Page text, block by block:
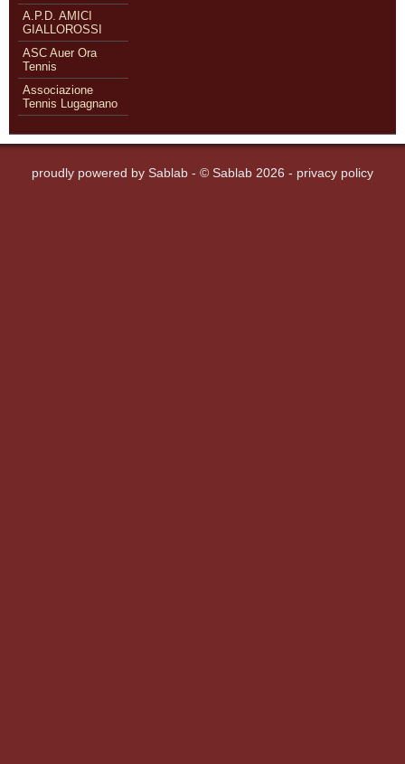
A.P.D. AMICI
GIALLOROSSI
ASC Auer Ora
Tennis
Associazione
Tennis Lugagnano
proudly powered by Sablab - © Sablab 2026 - privacy policy